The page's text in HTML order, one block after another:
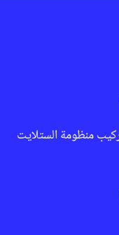
منظومة الستلايت